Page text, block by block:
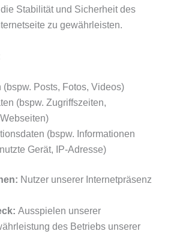
Stabilität und Sicherheit des
zu gewährleisten.
(bspw. Posts, Fotos, Videos)
(bspw. Zugriffszeiten,
(bspw. Informationen
Gerät, IP-Adresse)
Nutzer unserer Internetpräsenz
Ausspielen unserer
des Betriebs unserer